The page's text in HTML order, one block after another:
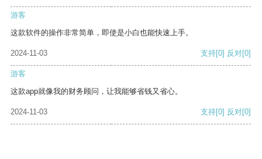
游客
这款软件的操作非常简单，即使是小白也能快速上手。
2024-11-03 支持[0] 反对[0]
游客
这款app就像我的财务顾问，让我能够省钱又省心。
2024-11-03 支持[0] 反对[0]